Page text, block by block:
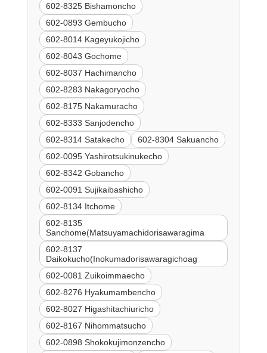
602-8325 Bishamoncho
602-0893 Gembucho
602-8014 Kageyukojicho
602-8043 Gochome
602-8037 Hachimancho
602-8283 Nakagoryocho
602-8175 Nakamuracho
602-8333 Sanjodencho
602-8314 Satakecho
602-8304 Sakuancho
602-0095 Yashirotsukinukecho
602-8342 Gobancho
602-0091 Sujikaibashicho
602-8134 Itchome
602-8135
Sanchome(Matsuyamachidorisawaragima
602-8137
Daikokucho(Inokumadorisawaragichoag
602-0081 Zuikoimmaecho
602-8276 Hyakumambencho
602-8027 Higashitachiuricho
602-8167 Nihommatsucho
602-0898 Shokokujimonzencho